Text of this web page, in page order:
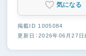
気になる
掲載ID 1005084
更新日：2026年06月27日